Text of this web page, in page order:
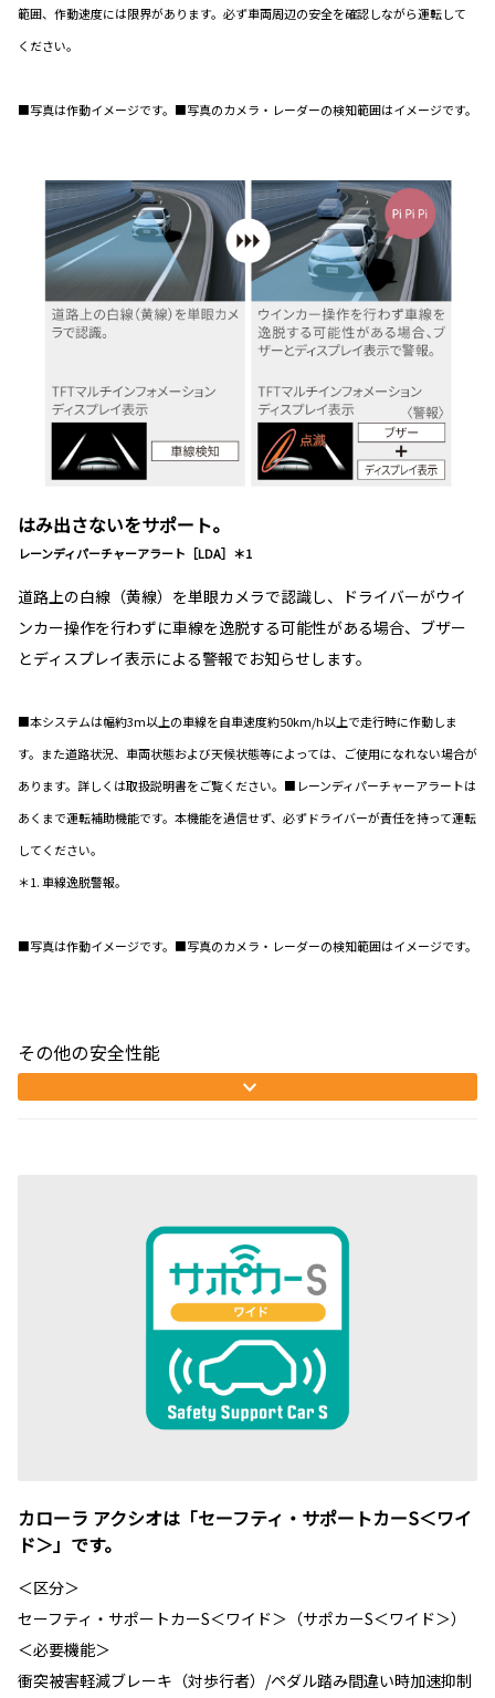
範囲、作動速度には限界があります。必ず車両周辺の安全を確認しながら運転して
ください。
■写真は作動イメージです。■写真のカメラ・レーダーの検知範囲はイメージです。
はみ出さないをサポート。
レーンディパーチャーアラート［LDA］＊1
道路上の白線（黄線）を単眼カメラで認識し、ドライバーがウイ
ンカー操作を行わずに車線を逸脱する可能性がある場合、ブザー
とディスプレイ表示による警報でお知らせします。
■本システムは幅約3m以上の車線を自車速度約50km/h以上で走行時に作動しま
す。また道路状況、車両状態および天候状態等によっては、ご使用になれない場合が
あります。詳しくは取扱説明書をご覧ください。■レーンディパーチャーアラートは
あくまで運転補助機能です。本機能を過信せず、必ずドライバーが責任を持って運転
してください。
＊1. 車線逸脱警報。
■写真は作動イメージです。■写真のカメラ・レーダーの検知範囲はイメージです。
その他の安全性能
カローラ アクシオは「セーフティ・サポートカーS＜ワイ
ド＞」です。
＜区分＞
セーフティ・サポートカーS＜ワイド＞（サポカーS＜ワイド＞）
＜必要機能＞
衝突被害軽減ブレーキ（対歩行者）/ペダル踏み間違い時加速抑制